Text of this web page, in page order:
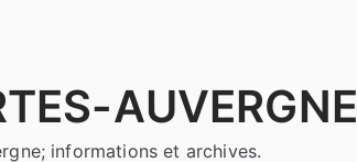
AUVERGNE
informations et archives.